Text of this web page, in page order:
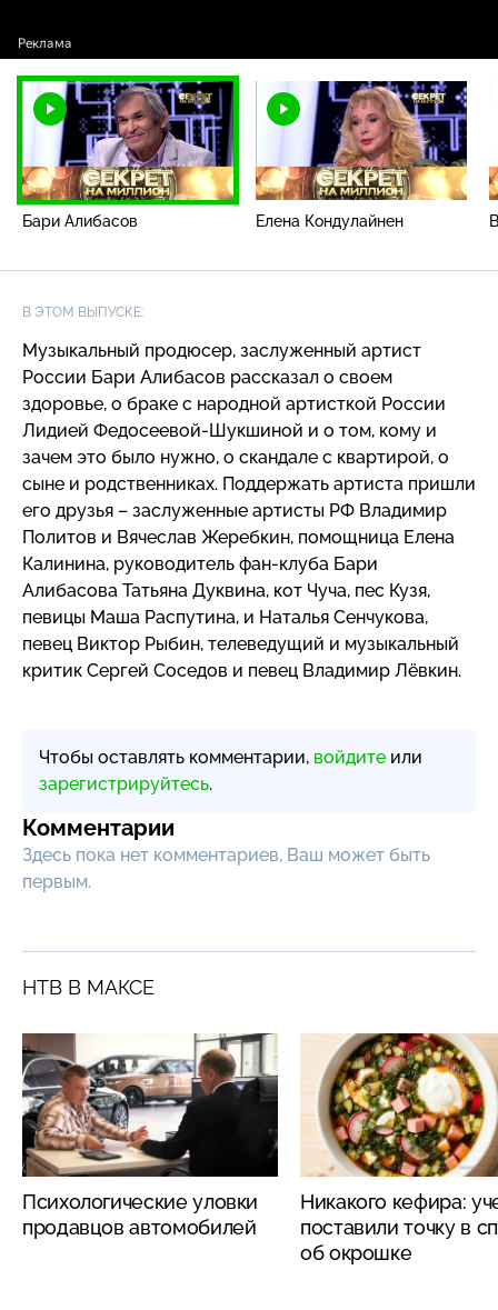
Бари Алибасов Елена Кондулайнен
В ЭТОМ ВЫПУСКЕ:
Музыкальный продюсер, заслуженный артист
России Бари Алибасов рассказал о своем
здоровье, о браке с народной артисткой России
Лидией Федосеевой-Шукшиной и о том, кому и
зачем это было нужно, о скандале с квартирой, о
сыне и родственниках. Поддержать артиста пришли
его друзья – заслуженные артисты РФ Владимир
Политов и Вячеслав Жеребкин, помощница Елена
Калинина, руководитель фан-клуба Бари
Алибасова Татьяна Дуквина, кот Чуча, пес Кузя,
певицы Маша Распутина, и Наталья Сенчукова,
певец Виктор Рыбин, телеведущий и музыкальный
критик Сергей Соседов и певец Владимир Лёвкин.
Чтобы оставлять комментарии, войдите или
зарегистрируйтесь.
Комментарии
Здесь пока нет комментариев, Ваш может быть
первым.
НТВ В МАКСЕ
Психологические уловки
продавцов автомобилей
Никакого кефира:
поставили точку в
об окрошке